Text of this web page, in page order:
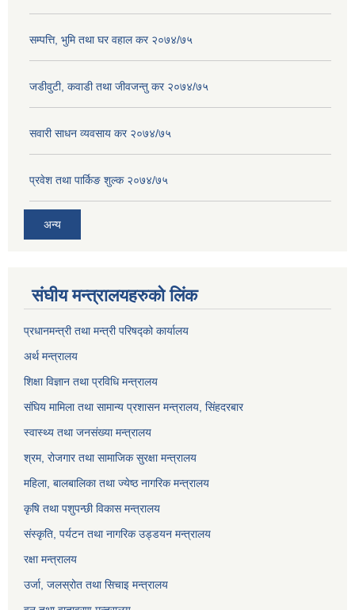
सम्पत्ति, भुमि तथा घर वहाल कर २०७४/७५
जडीवुटी, कवाडी तथा जीवजन्तु कर २०७४/७५
सवारी साधन व्यवसाय कर २०७४/७५
प्रवेश तथा पार्किङ शुल्क २०७४/७५
अन्य
संघीय मन्त्रालयहरुको लिंक
प्रधानमन्त्री तथा मन्त्री परिषद्को कार्यालय
अर्थ मन्त्रालय
शिक्षा विज्ञान तथा प्रविधि मन्त्रालय
संघिय मामिला तथा सामान्य प्रशासन मन्त्रालय, सिंहदरबार
स्वास्थ्य तथा जनसंख्या मन्त्रालय
श्रम, रोजगार तथा सामाजिक सुरक्षा मन्त्रालय
महिला, बालबालिका तथा ज्येष्ठ नागरिक मन्त्रालय
कृषि तथा पशुपन्छी विकास मन्त्रालय
संस्कृति, पर्यटन तथा नागरिक उड्डयन मन्त्रालय
रक्षा मन्त्रालय
उर्जा, जलस्रोत तथा सिचाइ मन्त्रालय